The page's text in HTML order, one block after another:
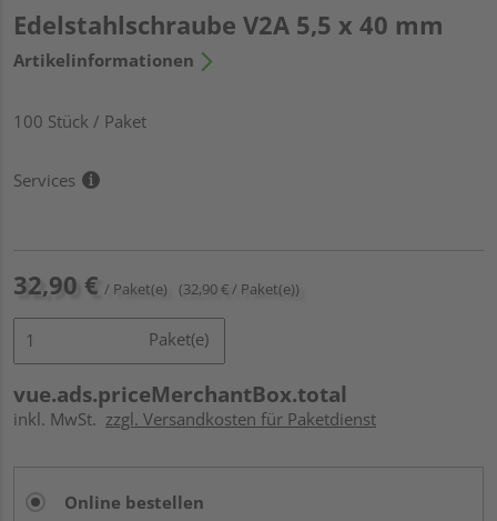
Edelstahlschraube V2A 5,5 x 40 mm
Artikelinformationen
100 Stück / Paket
Services
32,90 € / Paket(e) (32,90 € / Paket(e))
Paket(e)
vue.ads.priceMerchantBox.total
inkl. MwSt. zzgl. Versandkosten für Paketdienst
Online bestellen